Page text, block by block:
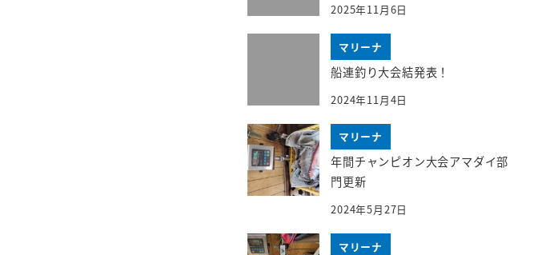
2025年11月6日
マリーナ
船連釣り大会結発表！
2024年11月4日
マリーナ
年間チャンピオン大会アマダイ部
門更新
2024年5月27日
マリーナ